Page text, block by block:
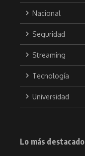
Nacional
Seguridad
Streaming
Tecnología
Universidad
Lo más destacado